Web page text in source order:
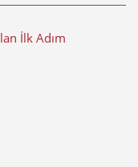
İlk Adım